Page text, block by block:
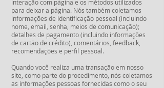
interação com página e os métodos utilizados
para deixar a página. Nós também coletamos
informações de identificação pessoal (incluindo
nome, email, senha, meios de comunicação);
detalhes de pagamento (incluindo informações
de cartão de crédito), comentários, feedback,
recomendações e perfil pessoal.
Quando você realiza uma transação em nosso
site, como parte do procedimento, nós coletamos
as informações pessoas fornecidas como o seu